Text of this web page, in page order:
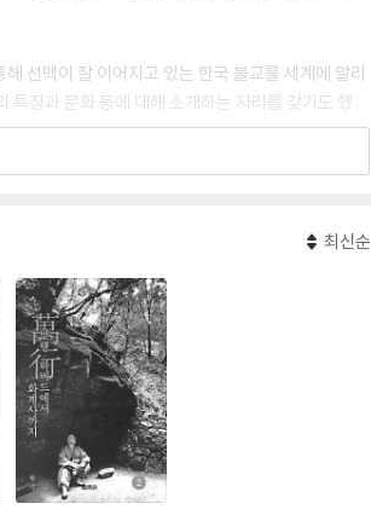
선맥이 잘 이어지고 있는 한국 불교를 세계에 알리
징과 문화 등에 대해 소개하는 자리를 갖기도 했
드에서 화계사까지』,『선의 나침반』, 『내 사유의 속살
최신순